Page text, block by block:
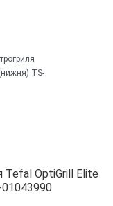
Tefal OptiGrill Elite